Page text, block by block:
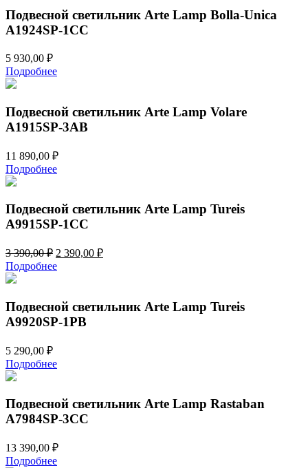
Подвесной светильник Arte Lamp Bolla-Unica
A1924SP-1CC
5 930,00 ₽
Подробнее
Подвесной светильник Arte Lamp Volare
A1915SP-3AB
11 890,00 ₽
Подробнее
Подвесной светильник Arte Lamp Tureis
A9915SP-1CC
3 390,00₽ Первоначальная
цена
составляла
390,00 ₽.
2 390,00 ₽Текущая
Подробнее
Подвесной светильник Arte Lamp Tureis
A9920SP-1PB
5 290,00 ₽
Подробнее
Подвесной светильник Arte Lamp Rastaban
A7984SP-3CC
13 390,00 ₽
Подробнее